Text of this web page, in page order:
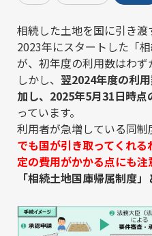
相続した土地を国に引き
2023年にスタートした「
が、初年度の利用数はわず
しかし、 翌2024年度の利
加し、2025年5月31日時
っています。
利用者が急増している同制
でも国が引き取ってくれ
定の費用がかかる点にも注
「相続土地国庫帰属制度」